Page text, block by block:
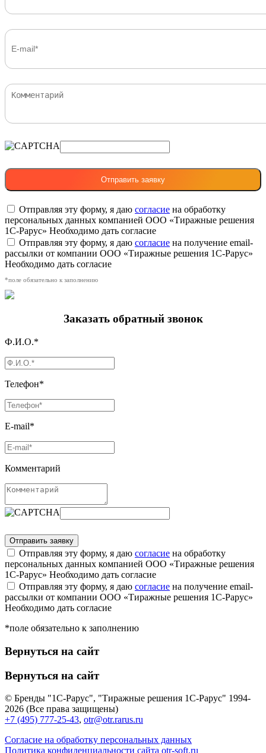
Отправляя эту форму, я даю согласие на обработку
персональных данных компанией ООО «Тиражные решения
1С-Рарус» Необходимо дать согласие
Отправляя эту форму, я даю согласие на получение email-
рассылки от компании ООО «Тиражные решения 1С-Рарус»
Необходимо дать согласие
*поле обязательно к заполнению
Заказать обратный звонок
Ф.И.О.*
Телефон*
E-mail*
Комментарий
Отправляя эту форму, я даю согласие на обработку
персональных данных компанией ООО «Тиражные решения
1С-Рарус» Необходимо дать согласие
Отправляя эту форму, я даю согласие на получение email-
рассылки от компании ООО «Тиражные решения 1С-Рарус»
Необходимо дать согласие
*поле обязательно к заполнению
Вернуться на сайт
Вернуться на сайт
© Бренды "1С-Рарус", "Тиражные решения 1С-Рарус" 1994-
2026 (Все права защищены)
+7 (495) 777-25-43, otr@otr.rarus.ru
Согласие на обработку персональных данных
Политика конфиденциальности сайта otr-soft.ru